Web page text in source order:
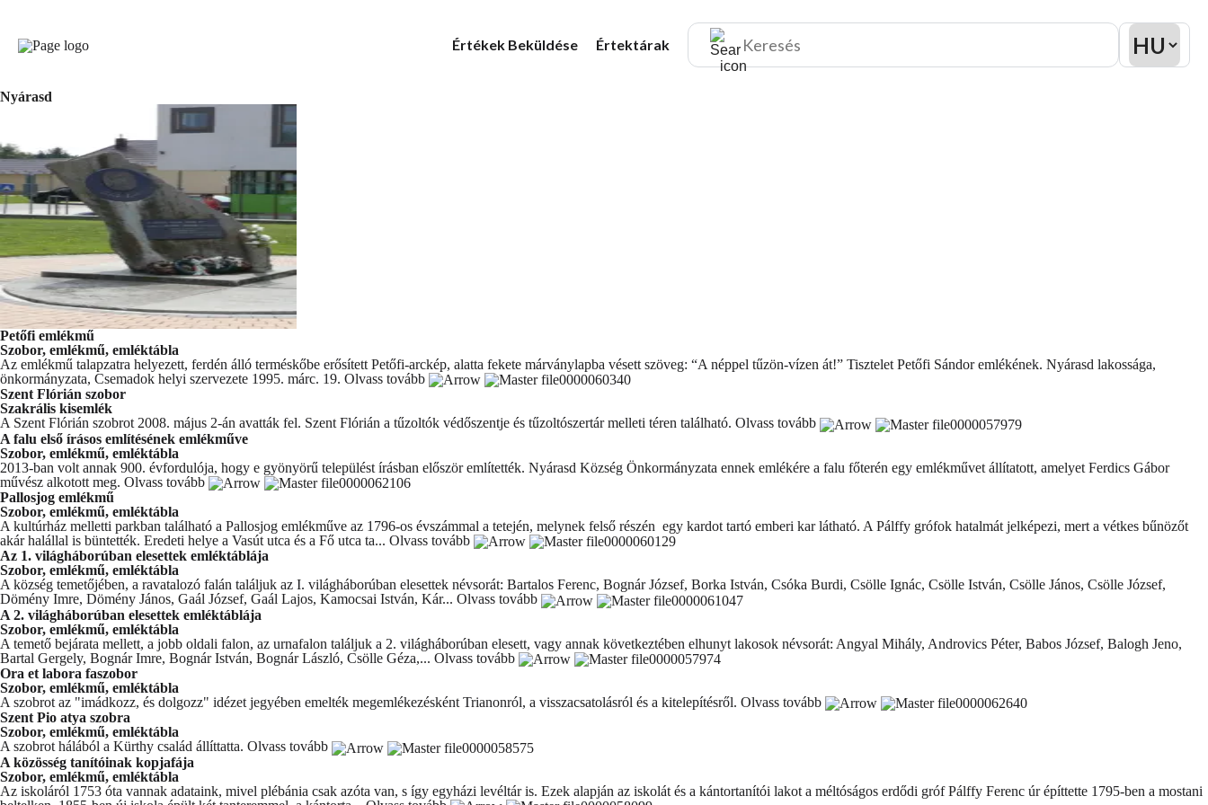
Értékek Beküldése Értektárak
Nyárasd
Petőfi emlékmű
Szobor, emlékmű, emléktábla
Az emlékmű talapzatra helyezett, ferdén álló terméskőbe erősített Petőfi-arckép, alatta fekete márványlapba vésett szöveg: “A néppel tűzön-vízen át!” Tisztelet Petőfi Sándor emlékének. Nyárasd lakossága,
önkormányzata, Csemadok helyi szervezete 1995. márc. 19. Olvass tovább
Szent Flórián szobor
Szakrális kisemlék
A Szent Flórián szobrot 2008. május 2-án avatták fel. Szent Flórián a tűzoltók védőszentje és tűzoltószertár melleti téren található. Olvass tovább
A falu első írásos említésének emlékműve
Szobor, emlékmű, emléktábla
2013-ban volt annak 900. évfordulója, hogy e gyönyörű települést írásban először említették. Nyárasd Község Önkormányzata ennek emlékére a falu főterén egy emlékművet állítatott, amelyet Ferdics Gábor
művész alkotott meg. Olvass tovább
Pallosjog emlékmű
Szobor, emlékmű, emléktábla
A kultúrház melletti parkban található a Pallosjog emlékműve az 1796-os évszámmal a tetején, melynek felső részén egy kardot tartó emberi kar látható. A Pálffy grófok hatalmát jelképezi, mert a vétkes bűnözőt
akár halállal is büntették. Eredeti helye a Vasút utca és a Fő utca ta... Olvass tovább
Az 1. világháborúban elesettek emléktáblája
Szobor, emlékmű, emléktábla
A község temetőjében, a ravatalozó falán találjuk az I. világháborúban elesettek névsorát: Bartalos Ferenc, Bognár József, Borka István, Csóka Burdi, Csölle Ignác, Csölle István, Csölle János, Csölle József,
Dömény Imre, Dömény János, Gaál József, Gaál Lajos, Kamocsai István, Kár... Olvass tovább
A 2. világháborúban elesettek emléktáblája
Szobor, emlékmű, emléktábla
A temető bejárata mellett, a jobb oldali falon, az urnafalon találjuk a 2. világháborúban elesett, vagy annak következtében elhunyt lakosok névsorát: Angyal Mihály, Androvics Péter, Babos József, Balogh Jeno,
Bartal Gergely, Bognár Imre, Bognár István, Bognár László, Csölle Géza,... Olvass tovább
Ora et labora faszobor
Szobor, emlékmű, emléktábla
A szobrot az "imádkozz, és dolgozz" idézet jegyében emelték megemlékezésként Trianonról, a visszacsatolásról és a kitelepítésről. Olvass tovább
Szent Pio atya szobra
Szobor, emlékmű, emléktábla
A szobrot hálából a Kürthy család állíttatta. Olvass tovább
A közösség tanítóinak kopjafája
Szobor, emlékmű, emléktábla
Az iskoláról 1753 óta vannak adataink, mivel plébánia csak azóta van, s így egyházi levéltár is. Ezek alapján az iskolát és a kántortanítói lakot a méltóságos erdődi gróf Pálffy Ferenc úr építtette 1795-ben a mostani